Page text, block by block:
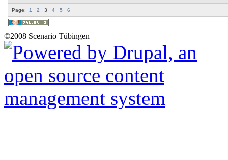
Page: 1 2 3 4 5 6
©2008 Scenario Tübingen